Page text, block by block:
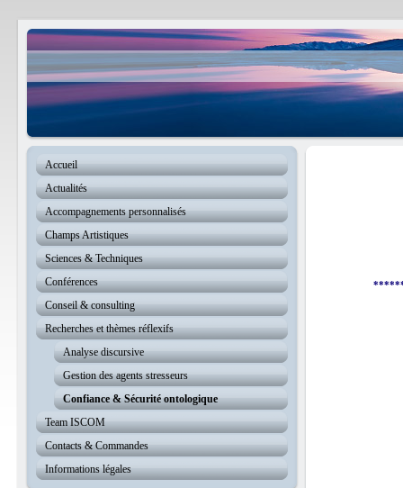
Accueil
Actualités
Accompagnements personnalisés
Champs Artistiques
Sciences & Techniques
Conférences
Conseil & consulting
Recherches et thèmes réflexifs
Analyse discursive
Gestion des agents stresseurs
Confiance & Sécurité ontologique
Team ISCOM
Contacts & Commandes
Informations légales